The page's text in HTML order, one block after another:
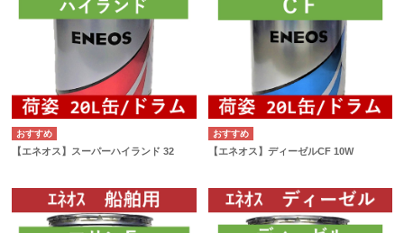
【エネオス】スーパーハイランド 32 【エネオス】ディーゼルCF 10W